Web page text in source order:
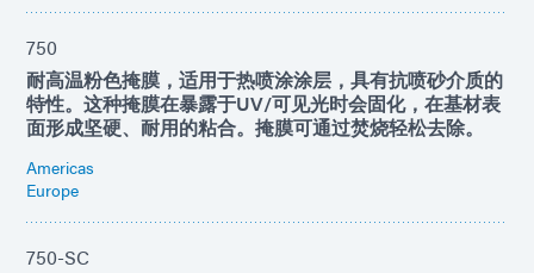
750
耐高温粉色掩膜，适用于热喷涂涂层，具有抗喷砂介质的
特性。这种掩膜在暴露于UV/可见光时会固化，在基材表
面形成坚硬、耐用的粘合。掩膜可通过焚烧轻松去除。
Americas
Europe
750-SC